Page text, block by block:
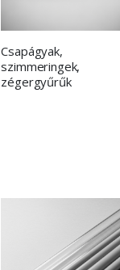
Csapágyak,
szimmeringek,
zégergyűrűk